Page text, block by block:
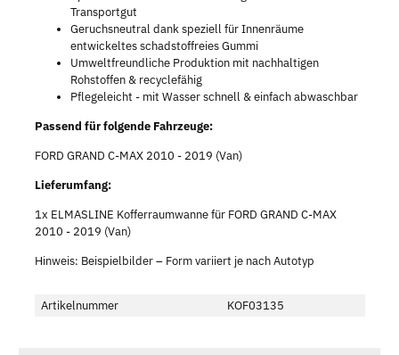
Transportgut
Geruchsneutral dank speziell für Innenräume
entwickeltes schadstoffreies Gummi
Umweltfreundliche Produktion mit nachhaltigen
Rohstoffen & recyclefähig
Pflegeleicht - mit Wasser schnell & einfach abwaschbar
Passend für folgende Fahrzeuge:
FORD GRAND C-MAX 2010 - 2019 (Van)
Lieferumfang:
1x ELMASLINE Kofferraumwanne für FORD GRAND C-MAX
2010 - 2019 (Van)
Hinweis: Beispielbilder – Form variiert je nach Autotyp
Artikelnummer KOF03135